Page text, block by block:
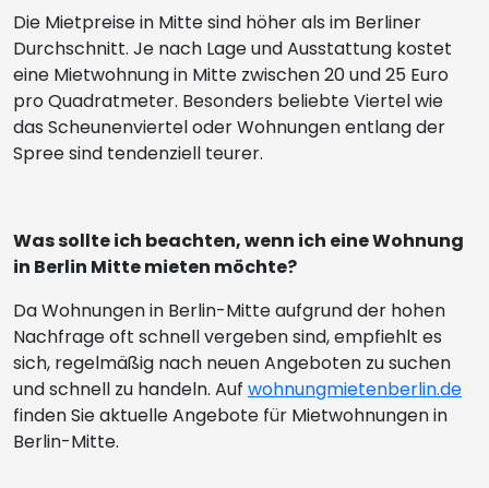
Die Mietpreise in Mitte sind höher als im Berliner
Durchschnitt. Je nach Lage und Ausstattung kostet
eine Mietwohnung in Mitte zwischen 20 und 25 Euro
pro Quadratmeter. Besonders beliebte Viertel wie
das Scheunenviertel oder Wohnungen entlang der
Spree sind tendenziell teurer.
Was sollte ich beachten, wenn ich eine Wohnung
in Berlin Mitte mieten möchte?
Da Wohnungen in Berlin-Mitte aufgrund der hohen
Nachfrage oft schnell vergeben sind, empfiehlt es
sich, regelmäßig nach neuen Angeboten zu suchen
und schnell zu handeln. Auf wohnungmietenberlin.de
finden Sie aktuelle Angebote für Mietwohnungen in
Berlin-Mitte.